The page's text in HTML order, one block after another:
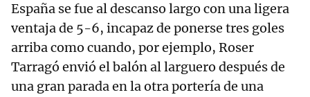
España se fue al descanso largo con una ligera
ventaja de 5-6, incapaz de ponerse tres goles
arriba como cuando, por ejemplo, Roser
Tarragó envió el balón al larguero después de
una gran parada en la otra portería de una